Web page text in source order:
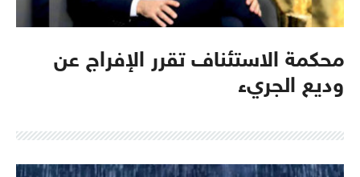
محكمة الاستئناف تقرر الإفراج عن
وديع الجريء